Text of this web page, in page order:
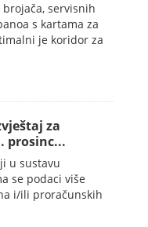
servisnih
s kartama za
je koridor za
za
prosinc...
u sustavu
se podaci više
i/ili proračunskih